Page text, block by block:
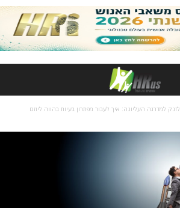
לזנק למדרגה העליונה: איך לעבור מפתרון בעיות בהווה ליוזם